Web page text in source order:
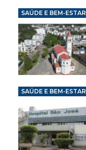
SAÚDE E BEM-ESTAR
SAÚDE E BEM-ESTAR